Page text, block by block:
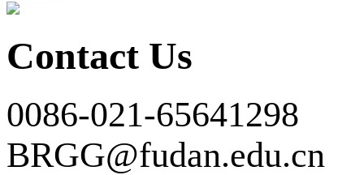
Contact Us
0086-021-65641298
BRGG@fudan.edu.cn